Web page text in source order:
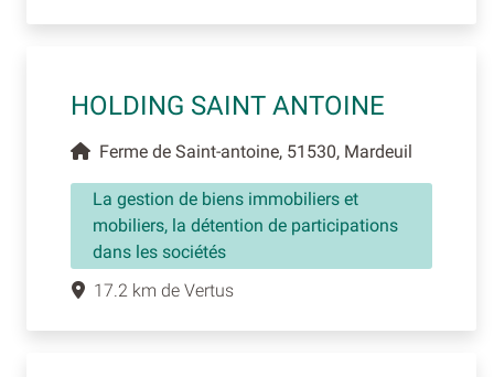
HOLDING SAINT ANTOINE
Ferme de Saint-antoine, 51530, Mardeuil
La gestion de biens immobiliers et
mobiliers, la détention de participations
dans les sociétés
17.2 km de Vertus